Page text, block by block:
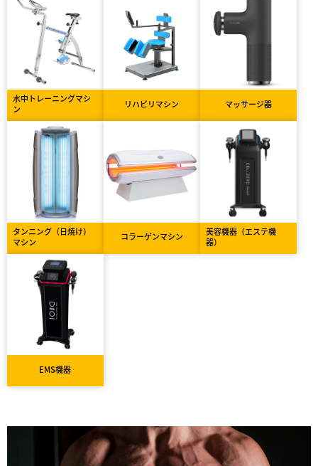
水中トレーニングマシ
ン
リハビリマシン マッサージ器
タンニング（日焼け）
マシン
コラーゲンマシン
美容機器（エステ機
器）
EMS機器